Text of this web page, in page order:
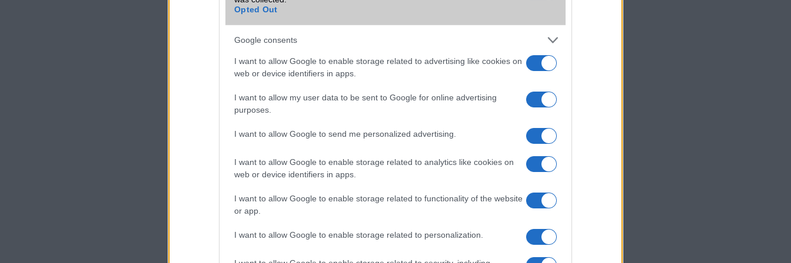
Opted Out
Google consents
I want to allow Google to enable storage related to advertising like cookies on
web or device identifiers in apps.
I want to allow my user data to be sent to Google for online advertising
purposes.
I want to allow Google to send me personalized advertising.
I want to allow Google to enable storage related to analytics like cookies on
web or device identifiers in apps.
I want to allow Google to enable storage related to functionality of the website
or app.
I want to allow Google to enable storage related to personalization.
Wi-Fi Direct Van
Wi-Fi HotSpot alap szolgáltatás
TV/USB kapcsolat OtG (On-the-Go USB)
BDS (Kína), Galileo (EU)
AKKUMULÁTOR